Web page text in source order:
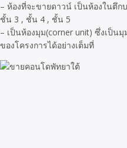
– ห้องที่จะขายดาวน์ เป็นห้องในตึก
ชั้น 3 , ชั้น 4 , ชั้น 5
– เป็นห้องมุม(corner unit) ซึ่งเป็น
ของโครงการได้อย่างเต็มที่